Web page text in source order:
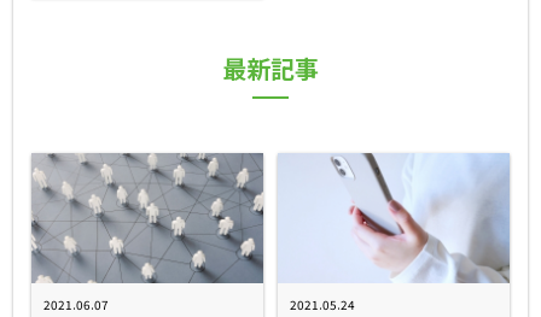
最新記事
2021.06.07 2021.05.24